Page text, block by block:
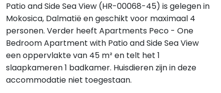
Patio and Side Sea View (HR-00068-45) is gelegen in
Mokosica, Dalmatië en geschikt voor maximaal 4
personen. Verder heeft Apartments Peco - One
Bedroom Apartment with Patio and Side Sea View
een oppervlakte van 45 m² en telt het 1
slaapkameren 1 badkamer. Huisdieren zijn in deze
accommodatie niet toegestaan.